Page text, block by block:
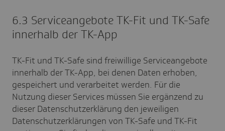
6.3 Serviceangebote TK-Fit und TK-Safe
innerhalb der TK-App
TK-Fit und TK-Safe sind freiwillige Serviceangebote
innerhalb der TK-App, bei denen Daten erhoben,
gespeichert und verarbeitet werden. Für die
Nutzung dieser Services müssen Sie ergänzend zu
dieser Datenschutzerklärung den jeweiligen
Datenschutzerklärungen von TK-Safe und TK-Fit